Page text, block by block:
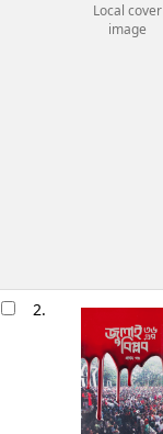
Local cover
image
2.